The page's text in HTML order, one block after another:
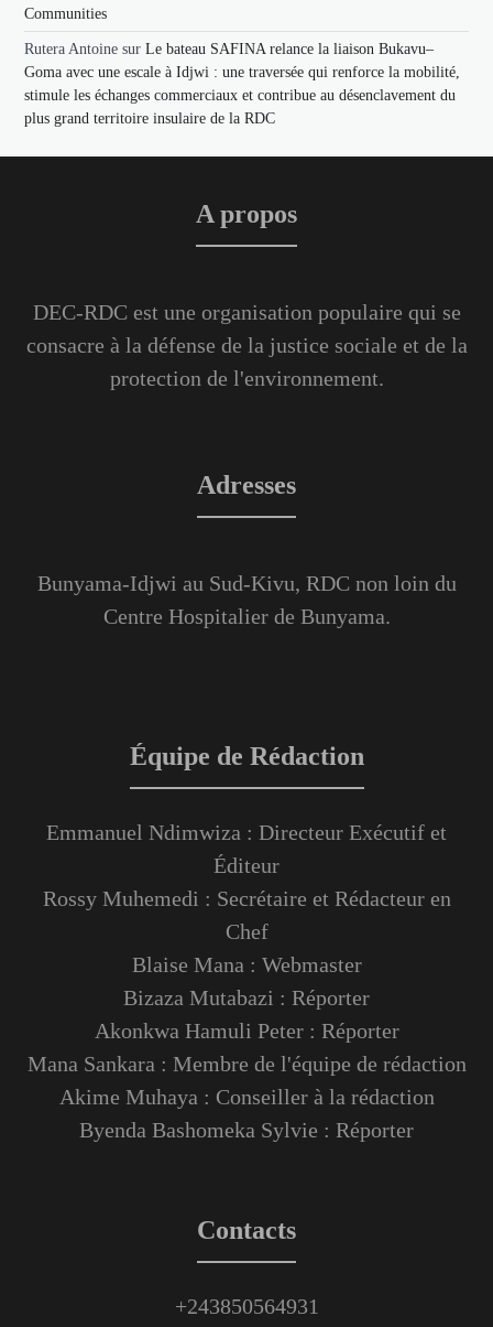
Communities
Rutera Antoine surLe bateau SAFINA relance la liaison Bukavu–
Goma avec une escale à Idjwi : une traversée qui renforce la mobilité,
stimule les échanges commerciaux et contribue au désenclavement du
plus grand territoire insulaire de la RDC
A propos
DEC-RDC est une organisation populaire qui se
consacre à la défense de la justice sociale et de la
protection de l'environnement.
Adresses
Bunyama-Idjwi au Sud-Kivu, RDC non loin du
Centre Hospitalier de Bunyama.
Équipe de Rédaction
Emmanuel Ndimwiza : Directeur Exécutif et
Éditeur
Rossy Muhemedi : Secrétaire et Rédacteur en
Chef
Blaise Mana : Webmaster
Bizaza Mutabazi : Réporter
Akonkwa Hamuli Peter : Réporter
Mana Sankara : Membre de l'équipe de rédaction
Akime Muhaya : Conseiller à la rédaction
Byenda Bashomeka Sylvie : Réporter
Contacts
+243850564931